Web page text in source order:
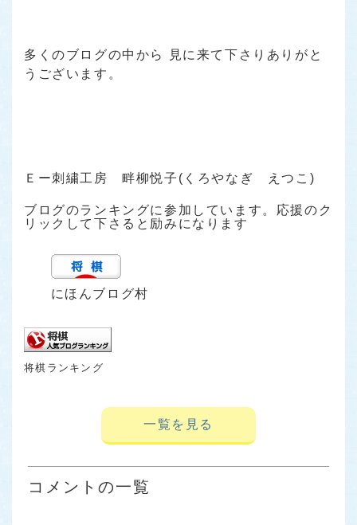
多くのブログの中から 見に来て下さりありがと
うございます。
Ｅー刺繍工房 畔柳悦子(くろやなぎ えつこ)
ブログのランキングに参加しています。応援のク
リックして下さると励みになります
にほんブログ村
将棋ランキング
一覧を見る
コメントの一覧